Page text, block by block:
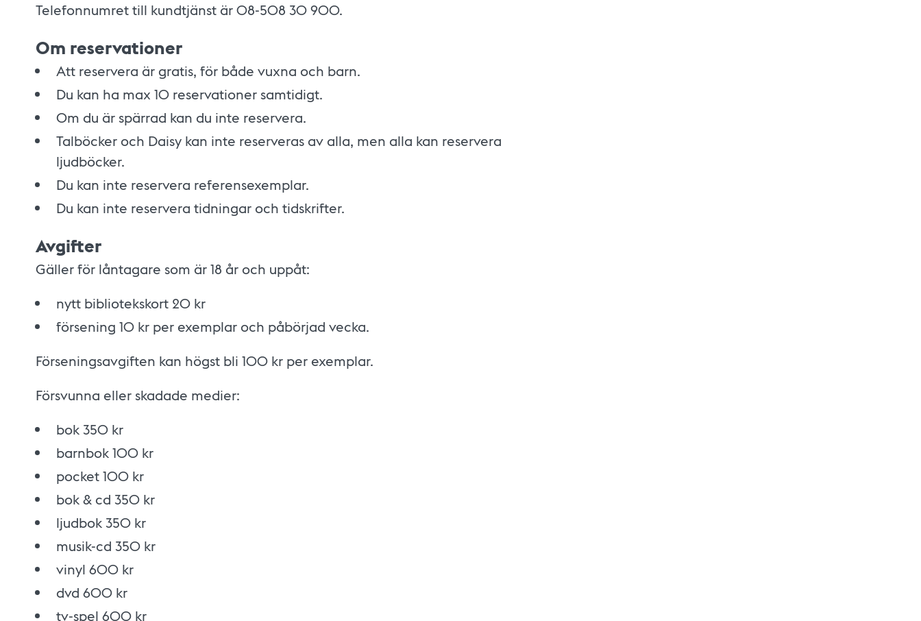
Telefonnumret till kundtjänst är 08-508 30 900.
Om reservationer
Att reservera är gratis, för både vuxna och barn.
Du kan ha max 10 reservationer samtidigt.
Om du är spärrad kan du inte reservera.
Talböcker och Daisy kan inte reserveras av alla, men alla kan reservera
ljudböcker.
Du kan inte reservera referensexemplar.
Du kan inte reservera tidningar och tidskrifter.
Avgifter
Gäller för låntagare som är 18 år och uppåt:
nytt bibliotekskort 20 kr
försening 10 kr per exemplar och påbörjad vecka.
Förseningsavgiften kan högst bli 100 kr per exemplar.
Försvunna eller skadade medier:
bok 350 kr
barnbok 100 kr
pocket 100 kr
bok & cd 350 kr
ljudbok 350 kr
musik-cd 350 kr
vinyl 600 kr
dvd 600 kr
tv-spel 600 kr